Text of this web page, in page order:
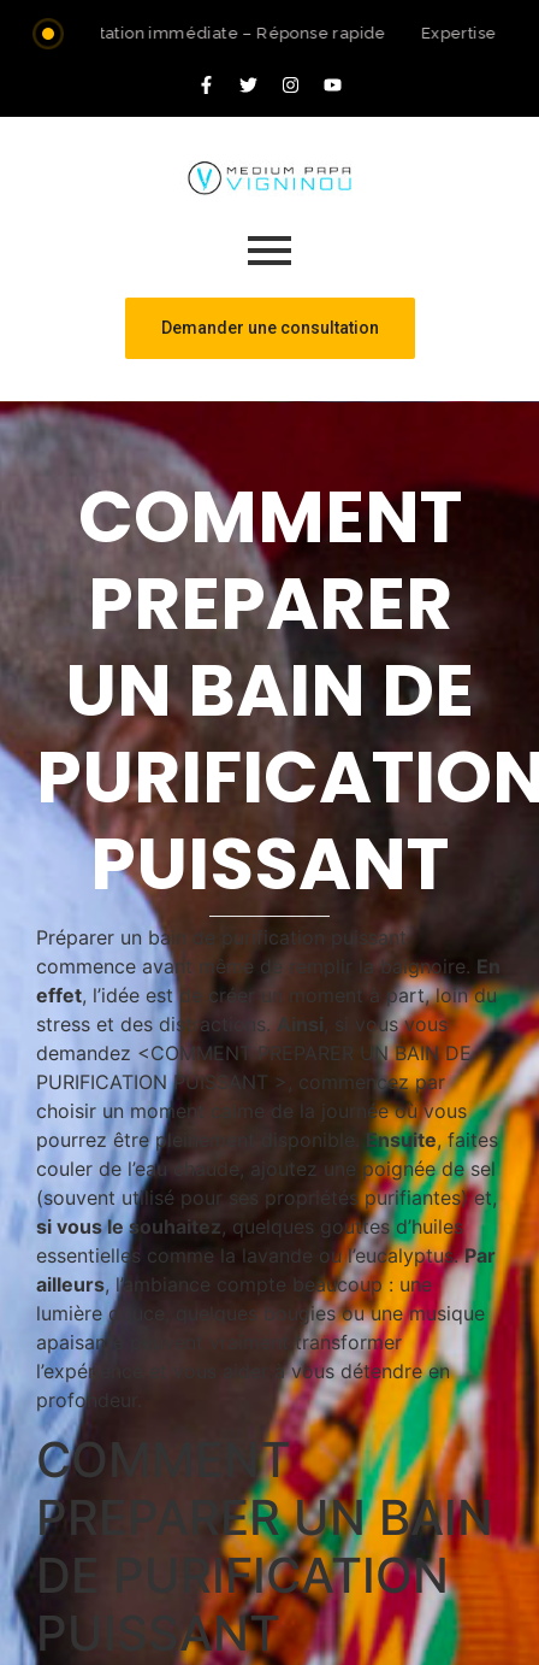
Consultation immédiate – Réponse rapide Expertise
Demander une consultation
COMMENT
PREPARER
UN BAIN DE
PUISSANT
Préparer un bain de purification puissant
commence avant même de remplir la baignoire. En
effet, l’idée est de créer un moment à part, loin du
stress et des distractions. Ainsi, si vous vous
demandez <COMMENT PREPARER UN BAIN DE
PURIFICATION PUISSANT >, commencez par
choisir un moment calme de la journée où vous
pourrez être pleinement disponible. Ensuite, faites
couler de l’eau chaude, ajoutez une poignée de sel
(souvent utilisé pour ses propriétés purifiantes) et,
si vous le souhaitez, quelques gouttes d’huiles
essentielles comme la lavande ou l’eucalyptus.Par
ailleurs, l’ambiance compte beaucoup : une
lumière douce, quelques bougies ou une musique
apaisante peuvent vraiment transformer
l’expérience et vous aider à vous détendre en
profondeur.
COMMENT
PREPARER UN BAIN
DE PURIFICATION
PUISSANT